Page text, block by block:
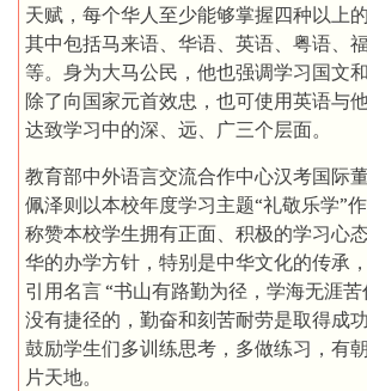
天赋，每个华人至少能够掌握四种以上
其中包括马来语、华语、英语、粤语、
等。身为大马公民，他也强调学习国文
除了向国家元首效忠，也可使用英语与
达致学习中的深、远、广三个层面。
教育部中外语言交流合作中心汉考国际
佩泽则以本校年度学习主题“礼敬乐学”
称赞本校学生拥有正面、积极的学习心
华的办学方针，特别是中华文化的传承
引用名言 “书山有路勤为径，学海无涯
没有捷径的，勤奋和刻苦耐劳是取得成
鼓励学生们多训练思考，多做练习，有
片天地。